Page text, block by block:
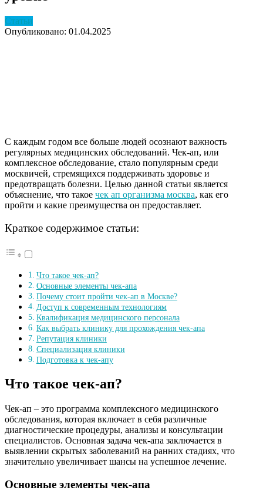
Статьи
Опубликовано: 01.04.2025
С каждым годом все больше людей осознают важность
регулярных медицинских обследований. Чек-ап, или
комплексное обследование, стало популярным среди
москвичей, стремящихся поддерживать здоровье и
предотвращать болезни. Целью данной статьи является
объяснение, что такое чек ап организма москва, как его
пройти и какие преимущества он предоставляет.
Краткое содержимое статьи:
Что такое чек-ап?
Основные элементы чек-апа
Почему стоит пройти чек-ап в Москве?
Доступ к современным технологиям
Квалификация медицинского персонала
Как выбрать клинику для прохождения чек-апа
Репутация клиники
Специализация клиники
Подготовка к чек-апу
Что такое чек-ап?
Чек-ап – это программа комплексного медицинского
обследования, которая включает в себя различные
диагностические процедуры, анализы и консультации
специалистов. Основная задача чек-апа заключается в
выявлении скрытых заболеваний на ранних стадиях, что
значительно увеличивает шансы на успешное лечение.
Основные элементы чек-апа